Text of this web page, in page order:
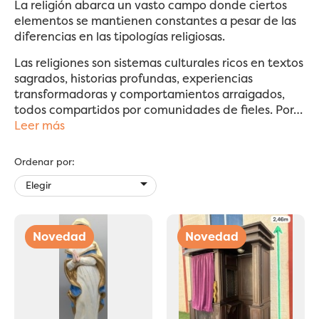
La religión abarca un vasto campo donde ciertos
elementos se mantienen constantes a pesar de las
diferencias en las tipologías religiosas.
Las religiones son sistemas culturales ricos en textos
sagrados, historias profundas, experiencias
transformadoras y comportamientos arraigados,
todos compartidos por comunidades de fieles. Por…
Leer más
Ordenar por:
Elegir
